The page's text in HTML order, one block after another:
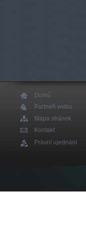
Domů
Partneři webu
Mapa stránek
Kontakt
Právní ujednání